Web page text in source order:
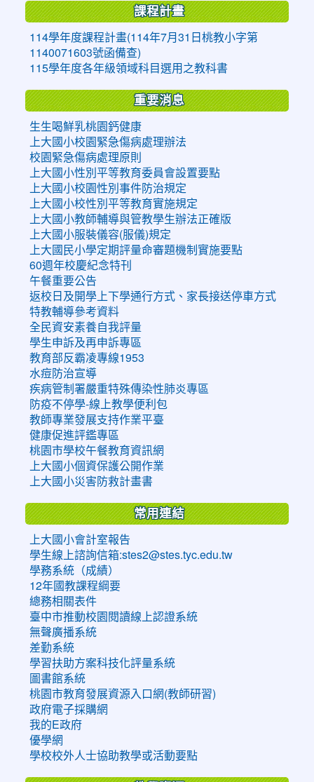
課程計畫
114學年度課程計畫(114年7月31日桃教小字第
1140071603號函備查)
115學年度各年級領域科目選用之教科書
重要消息
生生喝鮮乳桃園鈣健康
上大國小校園緊急傷病處理辦法
校園緊急傷病處理原則
上大國小性別平等教育委員會設置要點
上大國小校園性別事件防治規定
上大國小校性別平等教育實施規定
上大國小教師輔導與管教學生辦法正確版
上大國小服裝儀容(服儀)規定
上大國民小學定期評量命審題機制實施要點
60週年校慶紀念特刊
午餐重要公告
返校日及開學上下學通行方式、家長接送停車方式
特教輔導參考資料
全民資安素養自我評量
學生申訴及再申訴專區
教育部反霸凌專線1953
水痘防治宣導
疾病管制署嚴重特殊傳染性肺炎專區
防疫不停學-線上教學便利包
教師專業發展支持作業平臺
健康促進評鑑專區
桃園市學校午餐教育資訊網
上大國小個資保護公開作業
上大國小災害防救計畫書
常用連結
上大國小會計室報告
學生線上諮詢信箱:stes2@stes.tyc.edu.tw
學務系統（成績）
12年國教課程綱要
總務相關表件
臺中市推動校園閱讀線上認證系統
無聲廣播系統
差勤系統
學習扶助方案科技化評量系統
圖書館系統
桃園市教育發展資源入口網(教師研習)
政府電子採購網
我的E政府
優學網
學校校外人士協助教學或活動要點